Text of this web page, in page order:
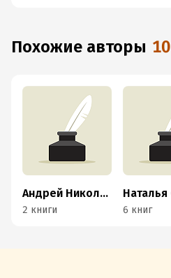
Похожие авторы 10
Андрей Николов
2 книги 6 книг